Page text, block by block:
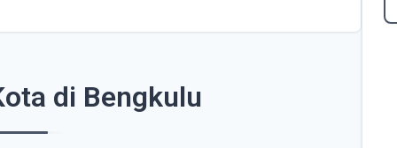
di Bengkulu